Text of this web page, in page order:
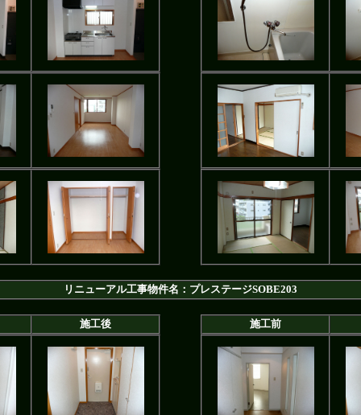
リニューアル工事物件名：プレステージSOBE203
施工後 施工前